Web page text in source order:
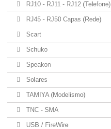
RJ10 - RJ11 - RJ12 (Telefone)
RJ45 - RJ50 Capas (Rede)
Scart
Schuko
Speakon
Solares
TAMIYA (Modelismo)
TNC - SMA
USB / FireWire